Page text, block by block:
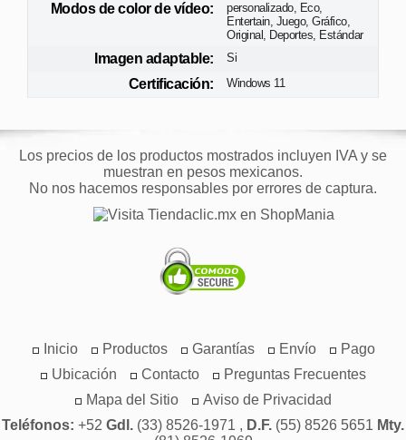
Modos de color de vídeo:
personalizado, Eco,
Entertain, Juego, Gráfico,
Original, Deportes, Estándar
Imagen adaptable: Si
Certificación: Windows 11
Los precios de los productos mostrados incluyen IVA y se
muestran en pesos mexicanos.
No nos hacemos responsables por errores de captura.
Inicio Productos Garantías Envío
Pago
Ubicación
Contacto
Preguntas Frecuentes
Mapa del Sitio
Aviso de Privacidad
Teléfonos: +52 Gdl. (33) 8526-1971 , D.F. (55) 8526 5651 Mty.